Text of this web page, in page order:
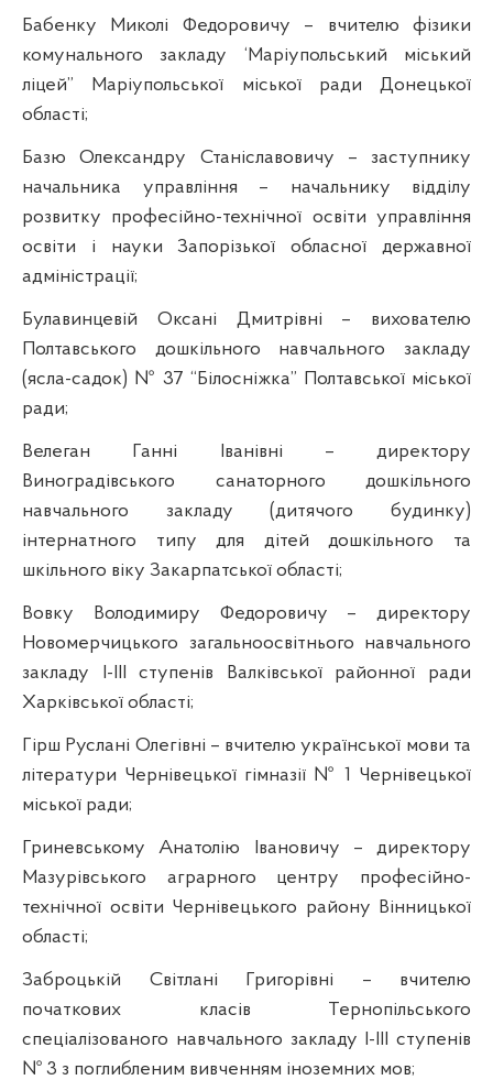
Бабенку Миколі Федоровичу – вчителю фізики
комунального закладу ‘Маріупольський міський
ліцей” Маріупольської міської ради Донецької
області;
Базю Олександру Станіславовичу – заступнику
начальника управління – начальнику відділу
розвитку професійно-технічної освіти управління
освіти і науки Запорізької обласної державної
адміністрації;
Булавинцевій Оксані Дмитрівні – вихователю
Полтавського дошкільного навчального закладу
(ясла-садок) № 37 “ Білосніжка” Полтавської міської
ради;
Велеган Ганні Іванівні – директору
Виноградівського санаторного дошкільного
навчального закладу (дитячого будинку)
інтернатного типу для дітей дошкільного та
шкільного віку Закарпатської області;
Вовку Володимиру Федоровичу – директору
Новомерчицького загальноосвітнього навчального
закладу І-ІІІ ступенів
Валківськоїрайонної ради
Харківської області;
Гірш Руслані Олегівні – вчителю української мови та
літератури Чернівецької гімназії № 1 Чернівецької
міської ради;
Гриневському Анатолію Івановичу – директору
Мазурівського аграрного центру професійно-
технічної освіти Чернівецького району Вінницької
області;
Заброцькій Світлані Григорівні – вчителю
початкових класів Тернопільського
спеціалізованого навчального закладу І-ІІІ ступенів
№ 3 з поглибленим вивченням іноземних мов;